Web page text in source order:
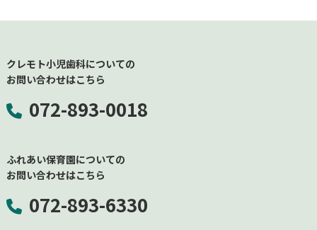
クレモト小児歯科についての
お問い合わせはこちら
072-893-0018
ふれあい保育園についての
お問い合わせはこちら
072-893-6330